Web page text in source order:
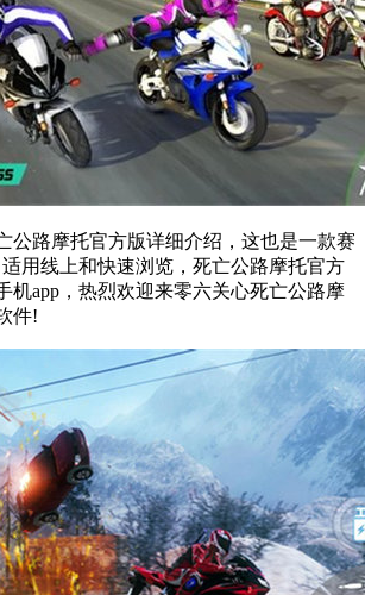
公路摩托官方版详细介绍，这也是一款赛
用线上和快速浏览，死亡公路摩托官方
机app，热烈欢迎来零六关心死亡公路摩
件!